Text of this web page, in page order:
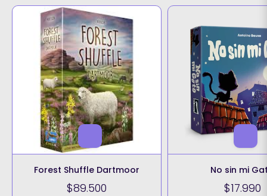
Forest Shuffle Dartmoor
$89.500
No sin mi
$17.990